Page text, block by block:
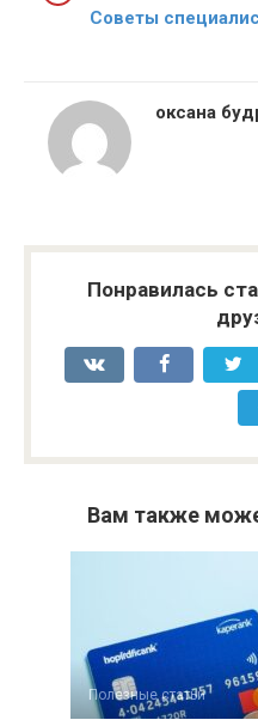
Советы
оксана
Понравилась
Вам также
Полезные статьи